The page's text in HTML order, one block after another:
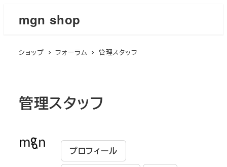
mgn shop
ショップ フォーラム 管理スタッフ
管理スタッフ
プロフィール